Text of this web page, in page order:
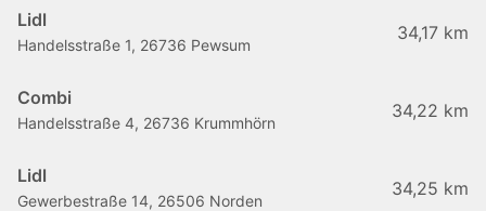
Lidl
Handelsstraße 1, 26736 Pewsum
34,17 km
Combi
Handelsstraße 4, 26736 Krummhörn
34,22 km
Lidl
Gewerbestraße 14, 26506 Norden
34,25 km